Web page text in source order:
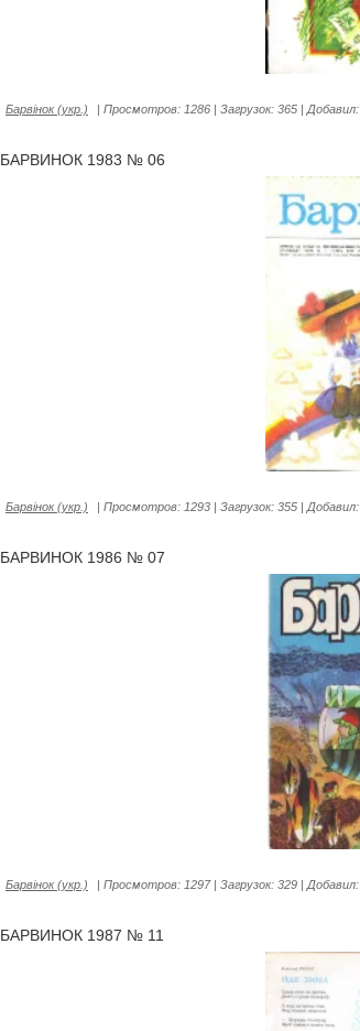
Барвiнок (укр.) | Просмотров: 1286 | Загрузок: 365 | Добавил:
БАРВИНОК 1983 № 06
Барвiнок (укр.) | Просмотров: 1293 | Загрузок: 355 | Добавил:
БАРВИНОК 1986 № 07
Барвiнок (укр.) | Просмотров: 1297| Загрузок: 329 | Добавил:
БАРВИНОК 1987 № 11